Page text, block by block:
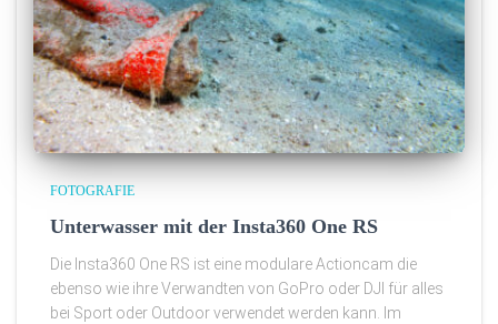
FOTOGRAFIE
Unterwasser mit der Insta360 One RS
Die Insta360 One RS ist eine modulare Actioncam die
ebenso wie ihre Verwandten von GoPro oder DJI für alles
bei Sport oder Outdoor verwendet werden kann. Im